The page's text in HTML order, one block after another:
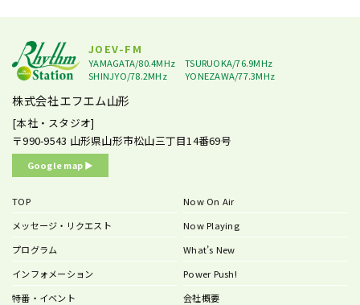
JOEV-FM
YAMAGATA/80.4MHz
TSURUOKA/76.9MHz
SHINJYO/78.2MHz
YONEZAWA/77.3MHz
株式会社エフエム山形
[本社・スタジオ]
〒990-9543 山形県山形市松山三丁目14番69号
Google map ▶︎
TOP
メッセージ・リクエスト
プログラム
インフォメーション
特番・イベント
Now On Air
Now Playing
What’s New
Power Push!
会社概要